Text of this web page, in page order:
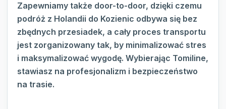
Zapewniamy także door-to-door, dzięki czemu
podróż z Holandii do Kozienic odbywa się bez
zbędnych przesiadek, a cały proces transportu
jest zorganizowany tak, by minimalizować stres
i maksymalizować wygodę. Wybierając Tomiline,
stawiasz na profesjonalizm i bezpieczeństwo
na trasie.